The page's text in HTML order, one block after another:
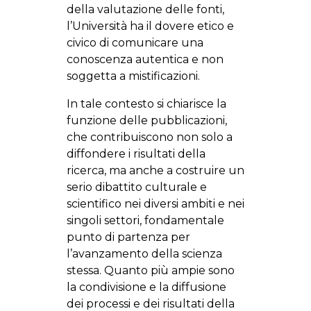
della valutazione delle fonti,
l’Università ha il dovere etico e
civico di comunicare una
conoscenza autentica e non
soggetta a mistificazioni.
In tale contesto si chiarisce la
funzione delle pubblicazioni,
che contribuiscono non solo a
diffondere i risultati della
ricerca, ma anche a costruire un
serio dibattito culturale e
scientifico nei diversi ambiti e nei
singoli settori, fondamentale
punto di partenza per
l’avanzamento della scienza
stessa. Quanto più ampie sono
la condivisione e la diffusione
dei processi e dei risultati della